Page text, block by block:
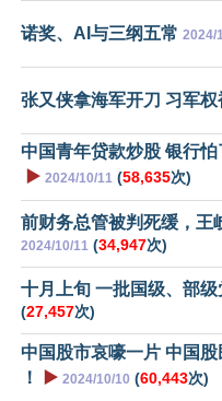
诺奖、AI与三纲五常 2024/
张又侠拿海军开刀 习军权
中国青年贷款炒股 银行怕
▶️ 2024/10/11 (58,635次)
前财务总管被判死缓，王
2024/10/11 (34,947次)
十月上旬 一批国级、部
(27,457次)
中国股市哀嚎一片 中国
！
▶️ 2024/10/10 (60,443次)